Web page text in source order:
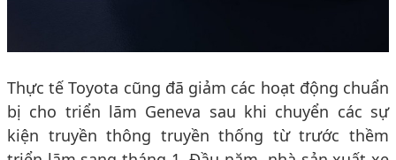
Thực tế Toyota cũng đã giảm các hoạt động chuẩn
bị cho triển lãm Geneva sau khi chuyển các sự
kiện truyền thông truyền thống từ trước thềm